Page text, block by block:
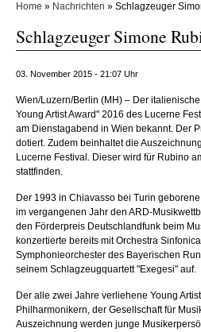
Home » Nachrichten » Schlagzeuger
Schlagzeuger Simone
03. November 2015 - 21:07 Uhr
Wien/Luzern/Berlin (MH) – Der
Young Artist Award" 2016 des Lucerne
am Dienstagabend in Wien bekannt. Der
dotiert. Zudem beinhaltet die
Lucerne Festival. Dieser wird für Rubino
stattfinden.
Der 1993 in Chiavasso bei Turin
im vergangenen Jahr den ARD-
den Förderpreis Deutschlandfunk beim
konzertierte bereits mit Orchestra
Symphonieorchester des Bayerischen
seinem Schlagzeugquartett "Exegesi" auf.
Der alle zwei Jahre verliehene Young
Philharmonikern, der Gesellschaft für
Auszeichnung werden junge